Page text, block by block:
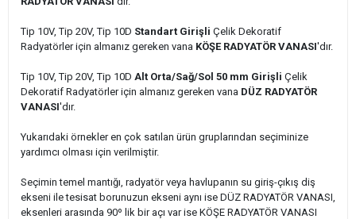
Tip 10V, Tip 20V, Tip 10D Standart Girişli Çelik Dekoratif
Radyatörler için almanız gereken vana KÖŞE RADYATÖR VANASI'dır.
Tip 10V, Tip 20V, Tip 10D Alt Orta/Sağ/Sol 50 mm Girişli Çelik
Dekoratif Radyatörler için almanız gereken vana DÜZ RADYATÖR
VANASI'dır.
Yukarıdaki örnekler en çok satılan ürün gruplarından seçiminize
yardımcı olması için verilmiştir.
Seçimin temel mantığı, radyatör veya havlupanın su giriş-çıkış diş
ekseni ile tesisat borunuzun ekseni aynı ise DÜZ RADYATÖR VANASI,
eksenleri arasında 90º lik bir açı var ise KÖŞE RADYATÖR VANASI